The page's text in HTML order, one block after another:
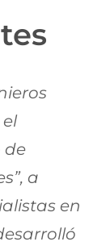
de
a
en